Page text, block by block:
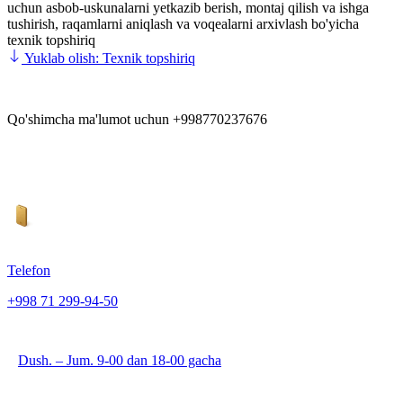
uchun asbob-uskunalarni yetkazib berish, montaj qilish va ishga
tushirish, raqamlarni aniqlash va voqealarni arxivlash bo'yicha
texnik topshiriq
Yuklab olish: Texnik topshiriq
Qo'shimcha ma'lumot uchun +998770237676
Telefon
+998 71 299-94-50
Dush. – Jum. 9-00 dan 18-00 gacha